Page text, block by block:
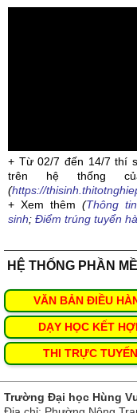
+ Từ 02/7 đến 14/7 thí
trên hệ thống
(https://
+ Xem thêm(Thông
sinh; Điểm trúng tuyển
HỆ THỐNG PHẦN
VĂN BẢN ĐIỀU
DẠY HỌC KẾT
THI TRỰC TUYẾN
Trường Đại học Hùng